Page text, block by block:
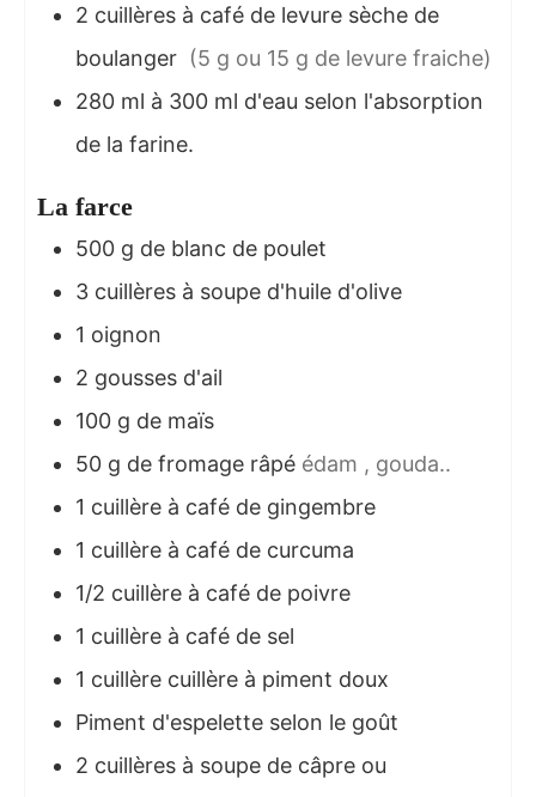
2 cuillères à café de levure sèche de
boulanger (5 g ou 15 g de levure fraiche)
280 ml à 300 ml d'eau selon l'absorption
de la farine.
La farce
500 g de blanc de poulet
3 cuillères à soupe d'huile d'olive
1 oignon
2 gousses d'ail
100 g de maïs
50 g de fromage râpé édam , gouda..
1 cuillère à café de gingembre
1 cuillère à café de curcuma
1/2 cuillère à café de poivre
1 cuillère à café de sel
1 cuillère cuillère à piment doux
Piment d'espelette selon le goût
2 cuillères à soupe de câpre ou